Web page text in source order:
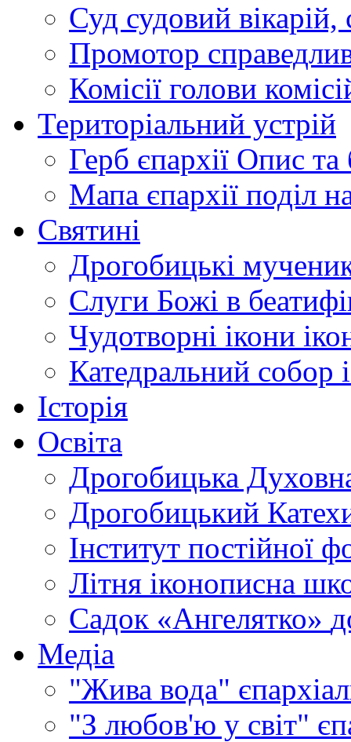
Суд судовий вікарій,
Промотор
Комісії голови
Територіальний устрій
Герб єпархії Опис та
Мапа єпархії поділ
Святині
Дрогобицькі
Слуги Божі в
Чудотворні ікони
Катедральний собор
Історія
Освіта
Дрогобицька
Дрогобицький
Інститут постійної
Літня іконописна
Садок «Ангелятко»
Медіа
"Жива вода"
"З любов'ю у світ"